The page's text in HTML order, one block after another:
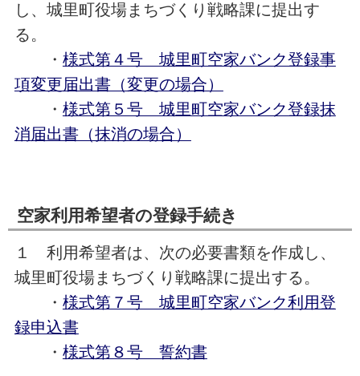
し、城里町役場まちづくり戦略課に提出す
る。
・ 様式第４号 城里町空家バンク登録事
項変更届出書（変更の場合）
・ 様式第５号 城里町空家バンク登録抹
消届出書（抹消の場合）
空家利用希望者の登録手続き
１ 利用希望者は、次の必要書類を作成し、
城里町役場まちづくり戦略課に提出する。
・ 様式第７号 城里町空家バンク利用登
録申込書
・ 様式第８号 誓約書